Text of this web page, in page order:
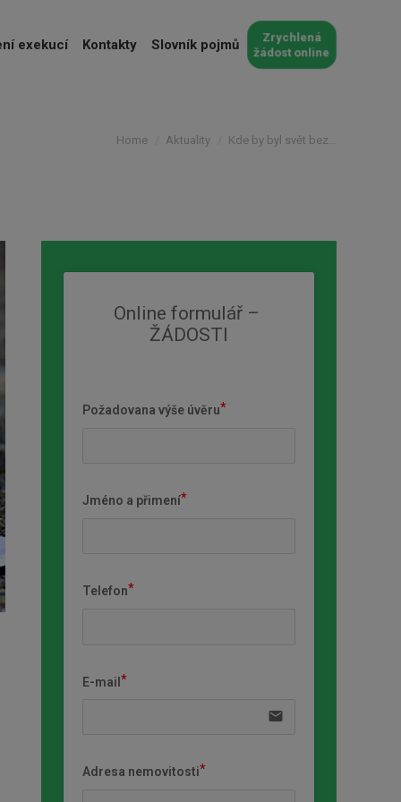
exekucí Kontakty Slovník pojmů Zrychlená
žádost online
You are here:
Home Aktuality Kde by byl svět bez…
Online formulář –
ŽÁDOSTI
Požadovana výše úvěru
Jméno a přimení
Telefon
E-mail
email
Adresa nemovitosti